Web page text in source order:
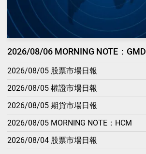
2026/08/06 MORNING NOTE：GMD
2026/08/05 股票市場日報
2026/08/05 權證市場日報
2026/08/05 期貨市場日報
2026/08/05 MORNING NOTE：HCM
2026/08/04 股票市場日報